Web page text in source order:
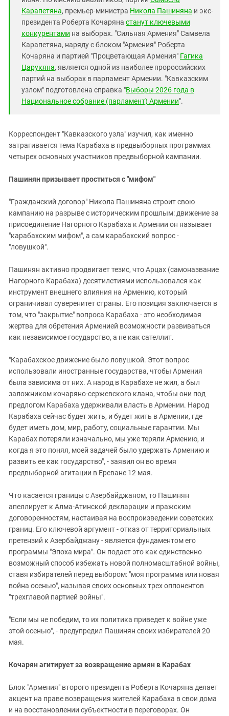
Карапетяна, премьер-министра Никола Пашиняна и экс-
президента Роберта Кочаряна станут ключевыми
конкурентами на выборах. "Сильная Армения" Самвела
Карапетяна, наряду с блоком "Армения" Роберта
Кочаряна и партией "Процветающая Армения" Гагика
Царукяна, является одной из наиболее пророссийских
партий на выборах в парламент Армении. "Кавказским
узлом" подготовлена справка "Выборы 2026 года в
Национальное собрание (парламент) Армении".
Корреспондент "Кавказского узла" изучил, как именно
затрагивается тема Карабаха в предвыборных программах
четырех основных участников предвыборной кампании.
Пашинян призывает проститься с "мифом"
"Гражданский договор" Никола Пашиняна строит свою
кампанию на разрыве с историческим прошлым: движение за
присоединение Нагорного Карабаха к Армении он называет
"карабахским мифом", а сам карабахский вопрос -
"ловушкой".
Пашинян активно продвигает тезис, что Арцах (самоназвание
Нагорного Карабаха) десятилетиями использовался как
инструмент внешнего влияния на Армению, который
ограничивал суверенитет страны. Его позиция заключается в
том, что "закрытие" вопроса Карабаха - это необходимая
жертва для обретения Арменией возможности развиваться
как независимое государство, а не как сателлит.
"Карабахское движение было ловушкой. Этот вопрос
использовали иностранные государства, чтобы Армения
была зависима от них. А народ в Карабахе не жил, а был
заложником кочаряно-сержевского клана, чтобы они под
предлогом Карабаха удерживали власть в Армении. Народ
Карабаха сейчас будет жить, и будет жить в Армении, где
будет иметь дом, мир, работу, социальные гарантии. Мы
Карабах потеряли изначально, мы уже теряли Армению, и
когда я это понял, моей задачей было удержать Армению и
развить ее как государство", - заявил он во время
предвыборной агитации в Ереване 12 мая.
Что касается границы с Азербайджаном, то Пашинян
апеллирует к Алма-Атинской декларации и пражским
договоренностям, настаивая на воспроизведении советских
границ. Его ключевой аргумент - отказ от территориальных
претензий к Азербайджану - является фундаментом его
программы "Эпоха мира". Он подает это как единственно
возможный способ избежать новой полномасштабной войны,
ставя избирателей перед выбором: "моя программа или новая
война осенью", называя своих основных трех оппонентов
"трехглавой партией войны".
"Если мы не победим, то их политика приведет к войне уже
этой осенью", - предупредил Пашинян своих избирателей 20
мая.
Кочарян агитирует за возвращение армян в Карабах
Блок "Армения" второго президента Роберта Кочаряна делает
акцент на праве возвращения жителей Карабаха в свои дома
и на восстановлении субъектности в переговорах. Он